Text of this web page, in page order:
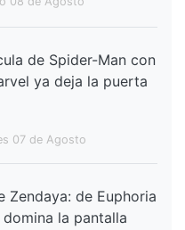
de Spider-Man con
ya deja la puerta
07 de Agosto
Zendaya: de Euphoria
la pantalla